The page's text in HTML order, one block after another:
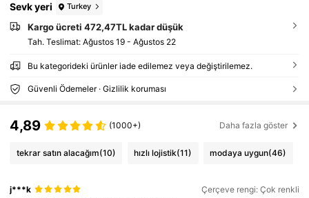
Sevk yeri Turkey
Kargo ücreti 472,47TL kadar düşük
Tah. Teslimat: Ağustos 19 - Ağustos 22
Bu kategorideki ürünler iade edilemez veya değiştirilemez.
Güvenli Ödemeler · Gizlilik koruması
4,89 (1000+) Daha fazla göster
tekrar satın alacağım(10) hızlı lojistik(11) modaya uygun(46)
j***k Çerçeve rengi: Çok renkli